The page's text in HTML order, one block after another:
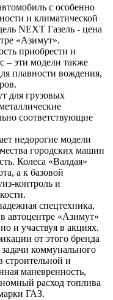
с особенно
и климатической
NEXT Газель - цена
«Азимут».
приобрести и
– эти модели также
плавности вождения,
для грузовых
соответствующие
недорогие модели
городских машин
Колеса «Валдая»
а к базовой
контроль и
спецтехника,
автоцентре «Азимут»
и участвуя в акциях.
от этого бренда
коммунального
строительной и
маневренность,
расход топлива
ГАЗ.